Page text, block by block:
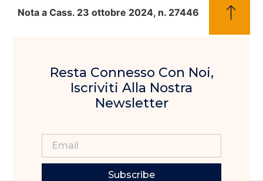
Nota a Cass. 23 ottobre 2024, n. 27446
Resta Connesso Con Noi,
Iscriviti Alla Nostra
Newsletter
Subscribe